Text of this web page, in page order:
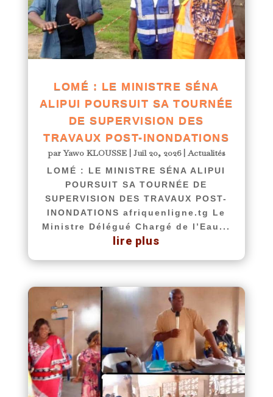
LOMÉ : LE MINISTRE SÉNA
ALIPUI POURSUIT SA TOURNÉE
DE SUPERVISION DES
TRAVAUX POST-INONDATIONS
parYawo KLOUSSE| Juil 20, 2026|Actualités
LOMÉ : LE MINISTRE SÉNA ALIPUI
POURSUIT SA TOURNÉE DE
SUPERVISION DES TRAVAUX POST-
INONDATIONS afriquenligne.tg Le
Ministre Délégué Chargé de l’Eau...
lire plus